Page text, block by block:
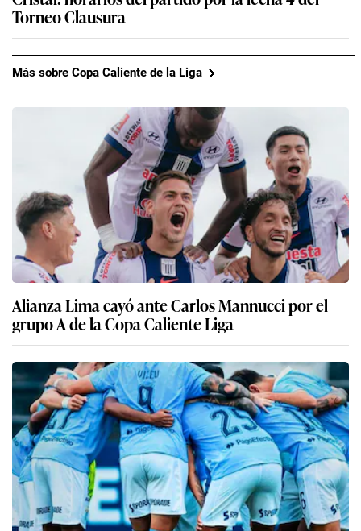
Torneo Clausura
Más sobre Copa Caliente de la Liga
Alianza Lima cayó ante Carlos Mannucci por el
grupo A de la Copa Caliente Liga